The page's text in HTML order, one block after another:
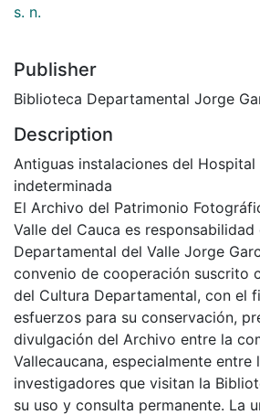
s. n.
Publisher
Biblioteca Departamental Jorge
Description
Antiguas instalaciones del Hospital
indeterminada
El Archivo del Patrimonio
Valle del Cauca es
Departamental del Valle Jorge
convenio de cooperación suscrito
del Cultura Departamental, con el
esfuerzos para su conservación,
divulgación del Archivo entre la
Vallecaucana, especialmente entre
investigadores que visitan la
su uso y consulta permanente. La